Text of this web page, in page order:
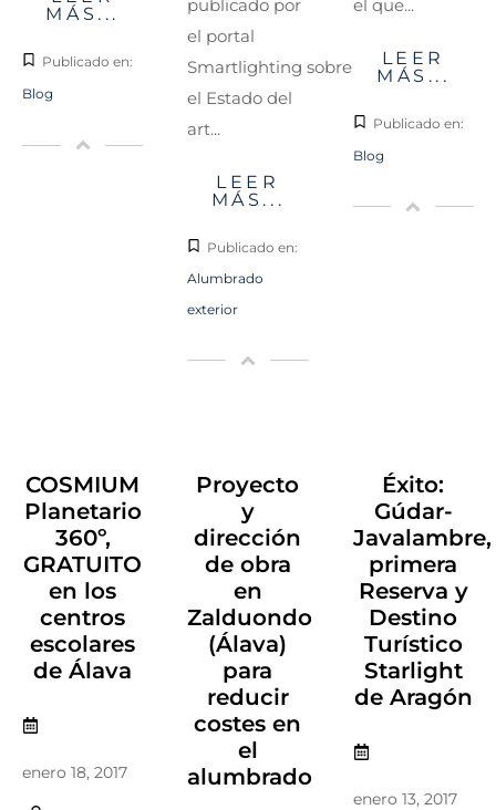
MÁS...
Publicado en:
Blog
publicado por
el portal
Smartlighting sobre
el Estado del
art...
LEER
MÁS...
Publicado en:
Alumbrado
exterior
el que...
LEER
MÁS...
Publicado en:
Blog
COSMIUM
Planetario
360º,
GRATUITO
en los
centros
escolares
de Álava
enero 18, 2017
Proyecto
y
dirección
de obra
en
Zalduondo
(Álava)
para
reducir
costes en
el
alumbrado
Éxito:
Gúdar-
Javalambre,
primera
Reserva y
Destino
Turístico
Starlight
de Aragón
enero 13, 2017